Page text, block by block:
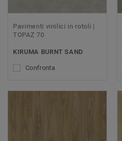
Pavimenti vinilici in rotoli |
TOPAZ 70
KIRUMA BURNT SAND
Confronta